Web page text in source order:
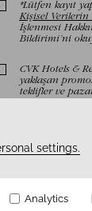
CVK Hotels &